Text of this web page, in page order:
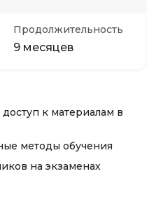
Продолжительность
9 месяцев
к материалам в
методы обучения
на экзаменах